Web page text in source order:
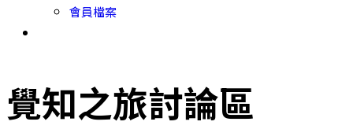
會員檔案
覺知之旅討論區